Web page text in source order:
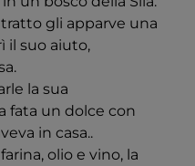
gli apparve una
il suo aiuto,
la sua
fata un dolce con
in casa..
olio e vino, la